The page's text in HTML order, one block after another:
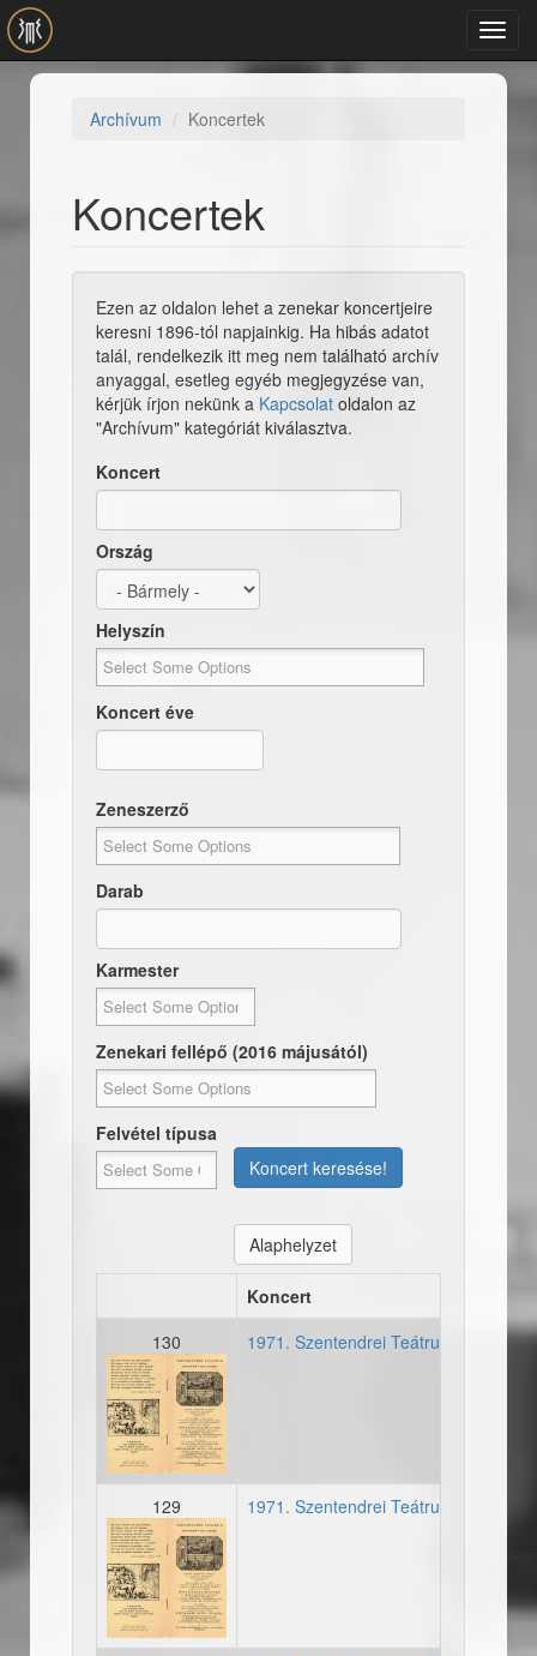
Ugrás a tartalomra
Archívum Koncertek
Koncertek
Ezen az oldalon lehet a zenekar koncertjeire
keresni 1896-tól napjainkig. Ha hibás adatot
talál, rendelkezik itt meg nem található archív
anyaggal, esetleg egyéb megjegyzése van,
kérjük írjon nekünk a Kapcsolat oldalon az
"Archívum" kategóriát kiválasztva.
Koncert
Ország
Helyszín
Koncert éve
Zeneszerző
Darab
Karmester
Zenekari fellépő (2016 májusától)
Felvétel típusa
Koncert keresése!
Alaphelyzet
Koncert
130
1971. Szentendrei Teátrum -
129 1971. Szentendrei Teátrum -